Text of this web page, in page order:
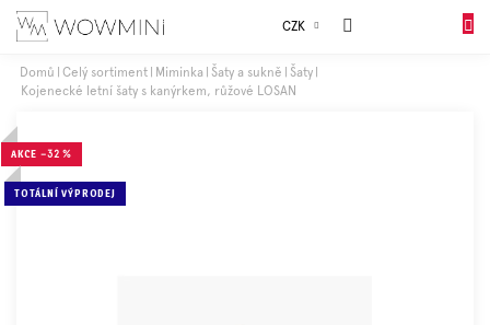
Přejít
CZK
Sales
Dívky
Chlapci
Domů Celý sortiment Miminka Šaty a sukně
Šaty
Kojenecké letní šaty s kanýrkem, růžové LOSAN
AKCE –32 %
TOTÁLNÍ VÝPRODEJ